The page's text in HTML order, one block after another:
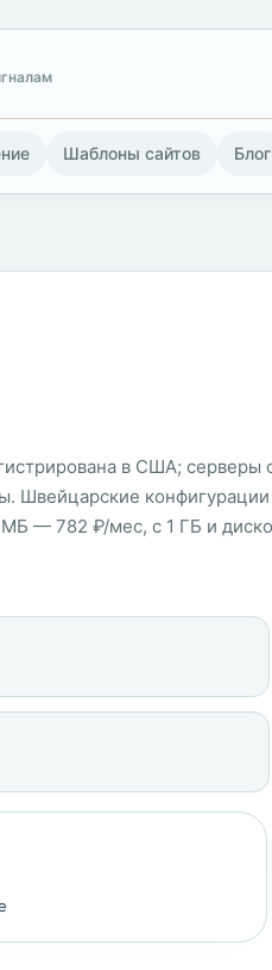
Шаблоны сайтов Блог
в США;
Швейцарские
МБ — 782 ₽/мес, с 1 ГБ и